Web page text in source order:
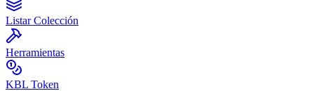
Listar Colección
Herramientas
KBL Token